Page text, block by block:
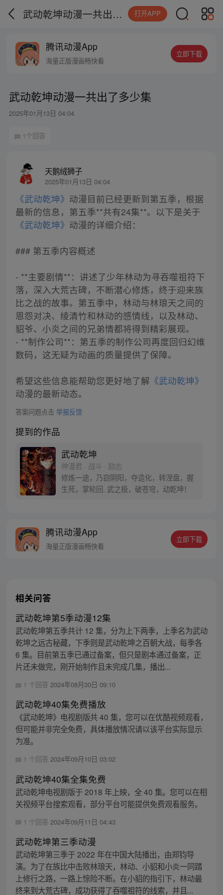
武动乾坤动漫一共出了多少集 打开APP
腾讯动漫App
海量正版漫画畅快看
立即下载
武动乾坤动漫一共出了多少集
2025年01月13日 04:04
1个回答
天鹅绒狮子
2025年01月13日 04:04
《武动乾坤》 动漫目前已经更新到第五季，根据
最新的信息，第五季**共有24集**。以下是关于
《武动乾坤》 动漫的详细介绍：
### 第五季内容概述
- **主要剧情**：讲述了少年林动为寻吞噬祖符下
落，深入大荒古碑，不断潜心修炼，终于迎来族
比之战的故事。第五季中，林动与林琅天之间的
恩怨对决、绫清竹和林动的感情线，以及林动、
貂爷、小炎之间的兄弟情都将得到精彩展现。
- **制作公司**：第五季的制作公司再度回归幻维
数码，这无疑为动画的质量提供了保障。
希望这些信息能帮助您更好地了解 《武动乾坤》
动漫的最新动态。
答案问题点击 举报反馈
提到的作品
武动乾坤
神漫君 · 战斗 · 励志
修炼一途，乃窃阴阳，夺造化，转涅盘，握
生死，掌轮回. 武之极，破苍穹，动乾坤！
腾讯动漫App
海量正版漫画畅快看
立即下载
相关问答
武动乾坤第5季动漫12集
武动乾坤第五季共计 12 集，分为上下两季，上季名为武动
乾坤之远古秘藏，下季则是武动乾坤之百朝大战，每季各
6 集。目前第五季已通过备案，但只是剧本通过备案，正
片还未做完，刚开始制作且未完成几集，播出...
1 个回答 2024年08月30日 09:10
武动乾坤40集免费播放
《武动乾坤》电视剧版共 40 集，您可以在优酷视频观看，
但可能并非完全免费，具体播放情况请以该平台实际显示
为准。
1 个回答 2024年09月10日 03:02
武动乾坤40集全集免费
武动乾坤电视剧版于 2018 年上映，全 40 集。您可以在相
关视频平台搜索观看，部分平台可能提供免费观看服务。
1 个回答 2024年09月11日 04:43
武动乾坤第三季动漫
武动乾坤第三季于 2022 年在中国大陆播出，由郑钧导
演。为了在族比中击败林琅天，林动、小貂和小炎一同踏
上修行之路，一路上惊险不断。在小貂的指引下，林动最
终来到大荒古碑，成功获得了吞噬祖符的线索，并且...